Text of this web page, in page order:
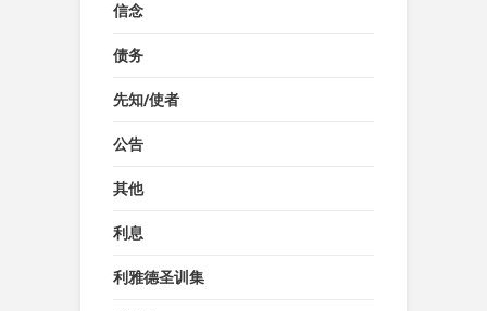
信念
债务
先知/使者
公告
其他
利息
利雅德圣训集